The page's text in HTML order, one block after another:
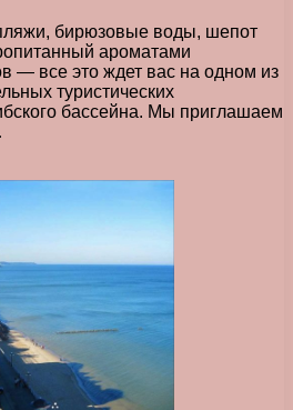
бирюзовые воды, шепот
ароматами
— все это ждет вас на одном из
туристических
бассейна. Мы приглашаем